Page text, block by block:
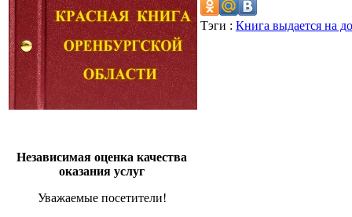
Независимая оценка качества
оказания услуг
Уважаемые посетители!
Тэги : Книга выдается на